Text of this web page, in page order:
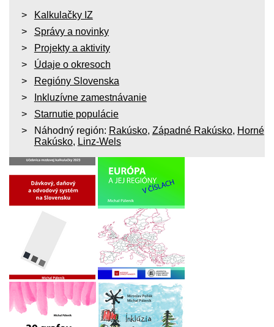
Kalkulačky IZ
Správy a novinky
Projekty a aktivity
Údaje o okresoch
Regióny Slovenska
Inkluzívne zamestnávanie
Starnutie populácie
Náhodný región: Rakúsko, Západné Rakúsko, Horné
Rakúsko, Linz-Wels